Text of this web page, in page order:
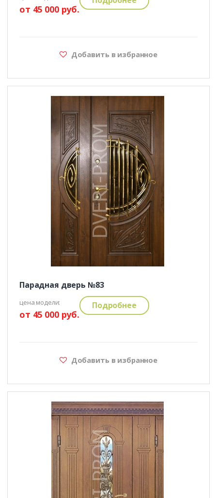
от 45 000 руб.
Добавить в избранное
Парадная дверь №83
цена модели:
от 45 000 руб.
Подробнее
Добавить в избранное